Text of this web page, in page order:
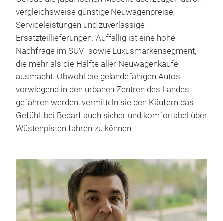
vergleichsweise günstige Neuwagenpreise,
Serviceleistungen und zuverlässige
Ersatzteillieferungen. Auffällig ist eine hohe
Nachfrage im SUV- sowie Luxusmarkensegment,
die mehr als die Hälfte aller Neuwagenkäufe
ausmacht. Obwohl die geländefähigen Autos
vorwiegend in den urbanen Zentren des Landes
gefahren werden, vermitteln sie den Käufern das
Gefühl, bei Bedarf auch sicher und komfortabel über
Wüstenpisten fahren zu können.